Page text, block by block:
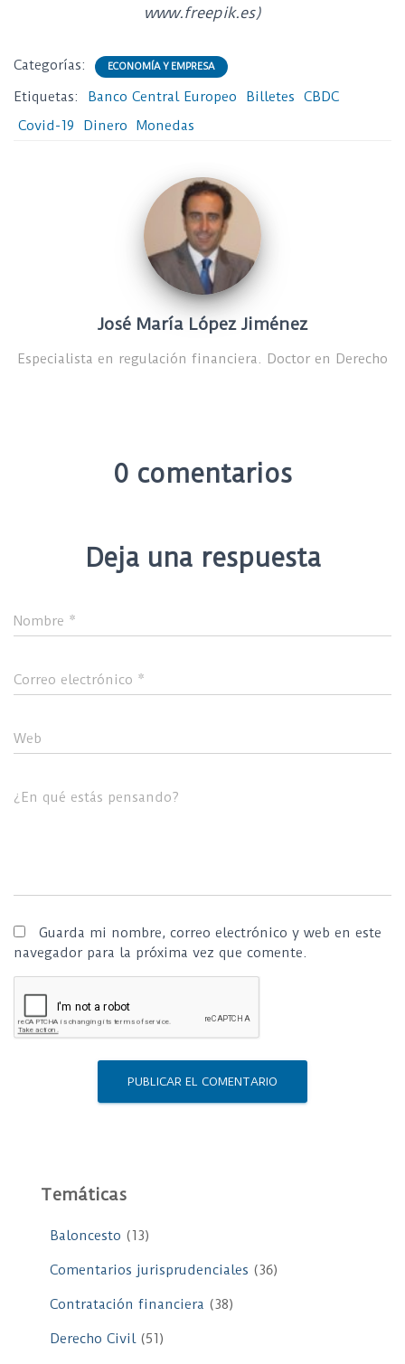
www.freepik.es)
Categorías: ECONOMÍA Y EMPRESA
Etiquetas: Banco Central Europeo Billetes
CBDC
Covid-19
Dinero Monedas
José María López Jiménez
Especialista en regulación financiera. Doctor en Derecho
0 comentarios
Deja una respuesta
Nombre *
Correo electrónico *
Web
¿En qué estás pensando?
Guarda mi nombre, correo electrónico y web en este
navegador para la próxima vez que comente.
Temáticas
Baloncesto (13)
Comentarios jurisprudenciales (36)
Contratación financiera (38)
Derecho Civil(51)